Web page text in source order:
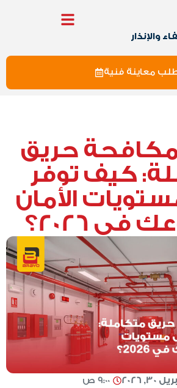
والإنذار
معاينة فنية
حريق
كيف توفر
الأمان
2026؟
30, 2026
9:00 ص